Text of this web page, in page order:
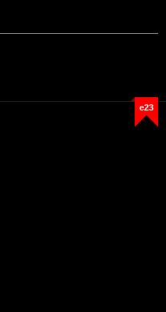
e23